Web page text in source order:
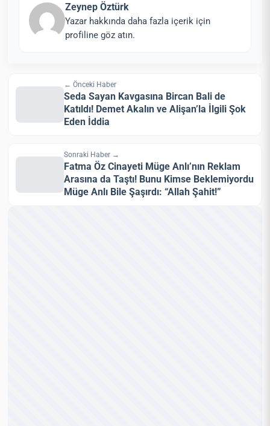
Zeynep Öztürk
Yazar hakkında daha fazla içerik için
profiline göz atın.
← Önceki Haber
Seda Sayan Kavgasına Bircan Bali de
Katıldı! Demet Akalın ve Alişan’la İlgili Şok
Eden İddia
Sonraki Haber →
Fatma Öz Cinayeti Müge Anlı’nın Reklam
Arasına da Taştı! Bunu Kimse Beklemiyordu
Müge Anlı Bile Şaşırdı: “Allah Şahit!”